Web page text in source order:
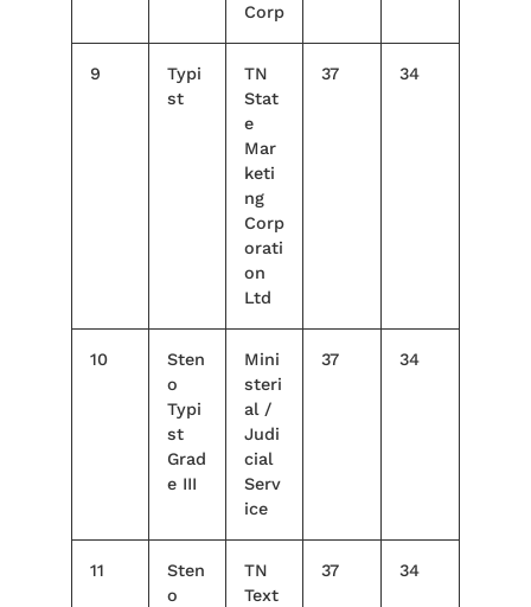
Corp
9
Typi
st
TN
Stat
e
Mar
keti
ng
Corp
orati
on
Ltd
37 34
10
Sten
o
Typi
st
Grad
e III
Mini
steri
al /
Judi
cial
Serv
ice
37 34
11
Sten
o
TN
Text
37 34